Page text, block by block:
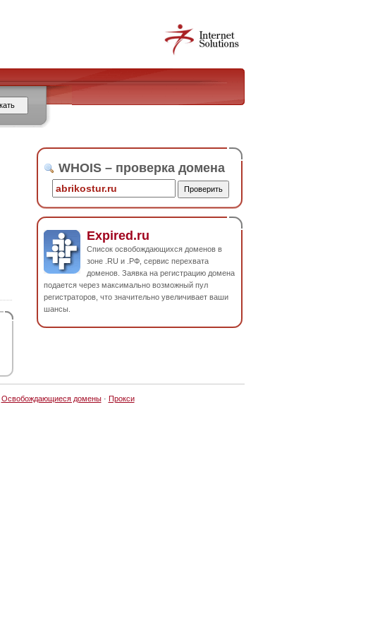
WHOIS – проверка домена
Expired.ru
Список освобождающихся доменов в
зоне .RU и .РФ, сервис перехвата
доменов. Заявка на регистрацию домена
подается через максимально возможный пул
регистраторов, что значительно увеличивает ваши
шансы.
Освобождающиеся домены· Прокси